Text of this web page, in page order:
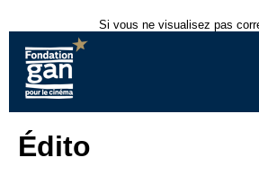
Si vous ne visualisez pas
Édito